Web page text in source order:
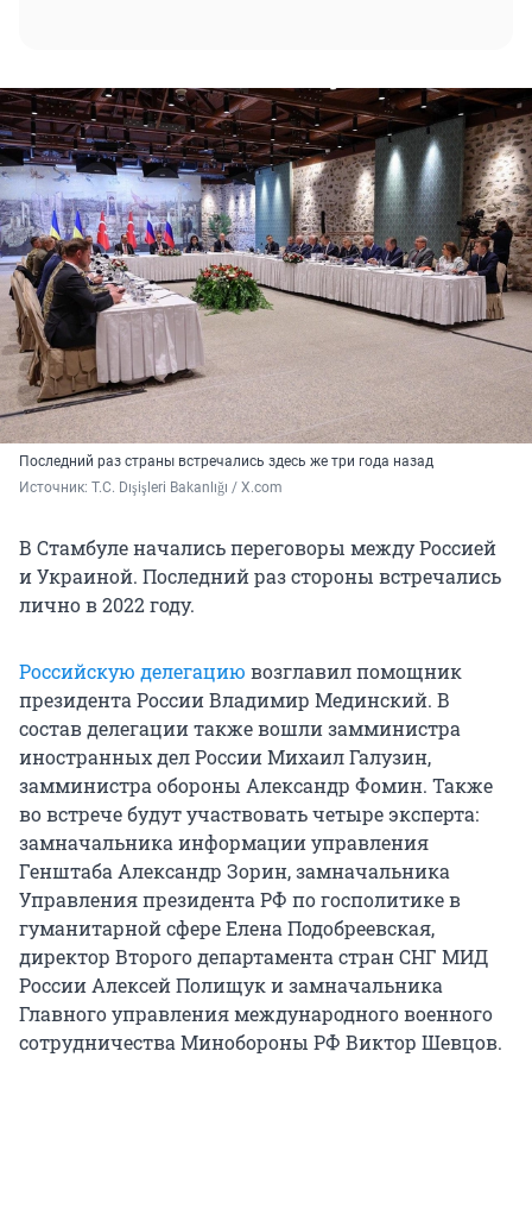
Последний раз страны встречались здесь же три года назад
Источник: T.C. Dışişleri Bakanlığı / X.com
В Стамбуле начались переговоры между Россией
и Украиной. Последний раз стороны встречались
лично в 2022 году.
Российскую делегацию возглавил помощник
президента России Владимир Мединский. В
состав делегации также вошли замминистра
иностранных дел России Михаил Галузин,
замминистра обороны Александр Фомин. Также
во встрече будут участвовать четыре эксперта:
замначальника информации управления
Генштаба Александр Зорин, замначальника
Управления президента РФ по госполитике в
гуманитарной сфере Елена Подобреевская,
директор Второго департамента стран СНГ МИД
России Алексей Полищук и замначальника
Главного управления международного военного
сотрудничества Минобороны РФ Виктор Шевцов.